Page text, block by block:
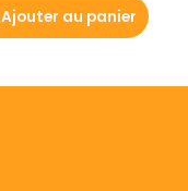
Ajouter au panier